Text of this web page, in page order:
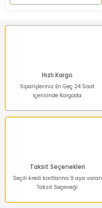
Hızlı Kargo
Siparişleriniz En Geç 24 Saat
İçerisinde Kargoda
Taksit Seçenekleri
Seçili kredi kartlarına 9 aya varan
Taksit Seçeneği